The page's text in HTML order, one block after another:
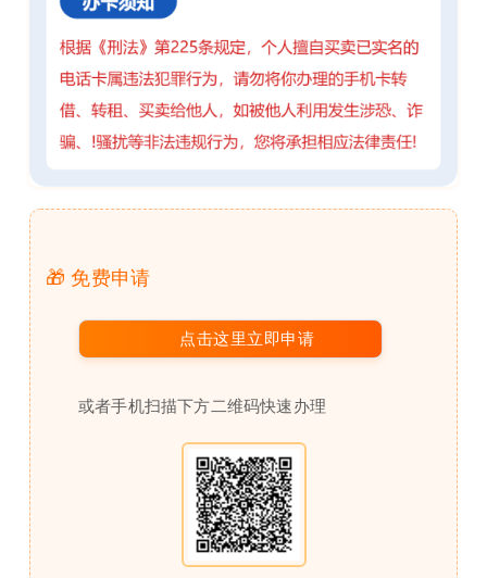
🎁 免费申请
点击这里立即申请
或者手机扫描下方二维码快速办理